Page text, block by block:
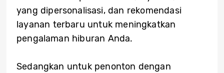
yang dipersonalisasi, dan rekomendasi
layanan terbaru untuk meningkatkan
pengalaman hiburan Anda.
Sedangkan untuk penonton dengan